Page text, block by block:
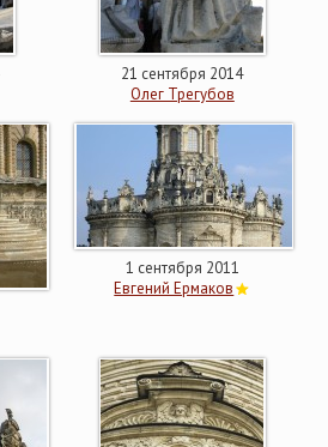
21 сентября 2014
Олег Трегубов
1 сентября 2011
Евгений Ермаков